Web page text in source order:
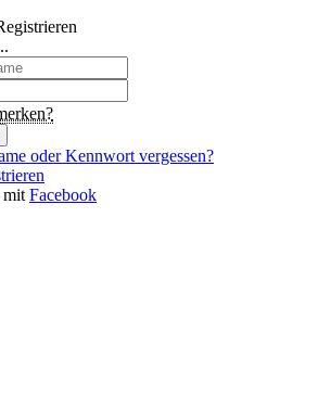
oder Kennwort vergessen?
mit Facebook